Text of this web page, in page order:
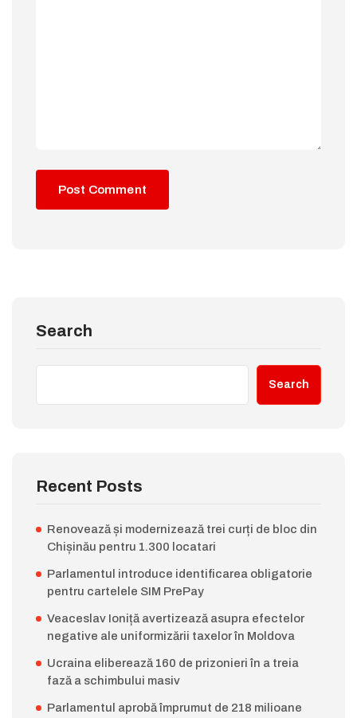
Search
Search
Recent Posts
Renovează și modernizează trei curți de bloc din
Chișinău pentru 1.300 locatari
Parlamentul introduce identificarea obligatorie
pentru cartelele SIM PrePay
Veaceslav Ioniță avertizează asupra efectelor
negative ale uniformizării taxelor în Moldova
Ucraina eliberează 160 de prizonieri în a treia
fază a schimbului masiv
Parlamentul aprobă împrumut de 218 milioane